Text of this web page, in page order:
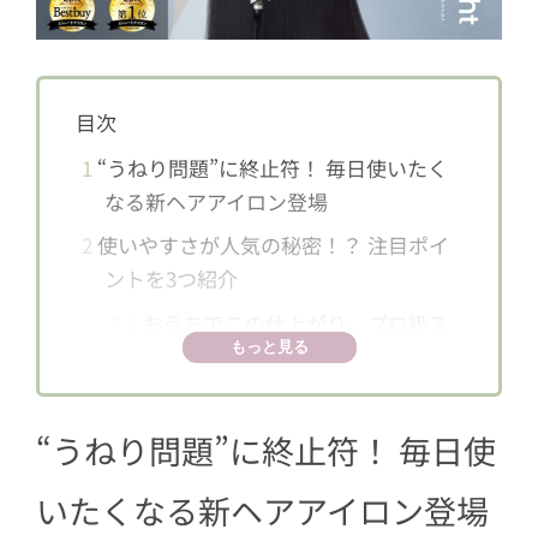
目次
1 “うねり問題”に終止符！ 毎日使いたく
なる新ヘアアイロン登場
2 使いやすさが人気の秘密！？ 注目ポイ
ントを3つ紹介
トレート体験
2.2不器用さんでも使いやすい！ ラク
してまとまる注目アイロン
忙しい朝の救世主♡ サッと整う時
短ヘアセット
もっと見る
“うねり問題”に終止符！ 毎日使
いたくなる新ヘアアイロン登場